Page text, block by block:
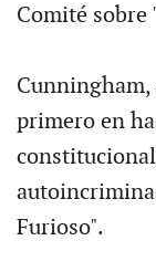
Comité sobre
Cunningham,
primero en
Furioso".